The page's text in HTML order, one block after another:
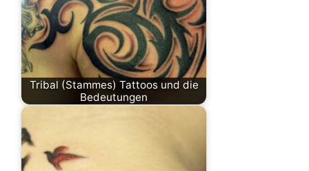
Tribal (Stammes) Tattoos und die
Bedeutungen